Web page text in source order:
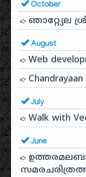
October
ഞാറ്റ്യേല
August
Web
Chandrayaan
July
Walk with
June